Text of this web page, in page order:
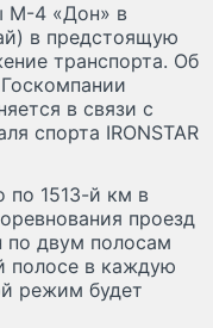
М-4 «Дон» в
в предстоящую
транспорта. Об
в связи с
спорта IRONSTAR
по 1513-й км в
проезд
по двум полосам
полосе в каждую
режим будет